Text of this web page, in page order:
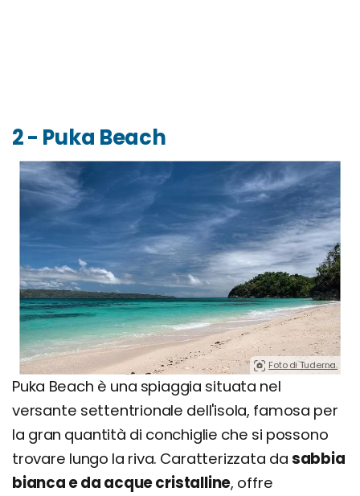
2 - Puka Beach
Foto di Tuderna.
Puka Beach è una spiaggia situata nel
versante settentrionale dell'isola, famosa per
la gran quantità di conchiglie che si possono
trovare lungo la riva. Caratterizzata da sabbia
bianca e da acque cristalline, offre